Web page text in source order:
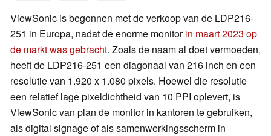
ViewSonic is begonnen met de verkoop van de LDP216-
251 in Europa, nadat de enorme monitorin maart 2023 op
de markt was gebracht. Zoals de naam al doet vermoeden,
heeft de LDP216-251 een diagonaal van 216 inch en een
resolutie van 1.920 x 1.080 pixels. Hoewel die resolutie
een relatief lage pixeldichtheid van 10 PPI oplevert, is
ViewSonic van plan de monitor in kantoren te gebruiken,
als digital signage of als samenwerkingsscherm in